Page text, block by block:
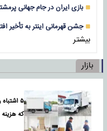
بازی‌ ایران در جام جهانی
جشن قهرمانی اینتر به تأخیر
بیشتر
بازار
۵
که